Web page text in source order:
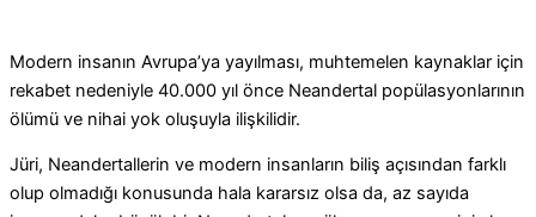
Modern insanın Avrupa’ya yayılması, muhtemelen kaynaklar için
rekabet nedeniyle 40.000 yıl önce Neandertal popülasyonlarının
ölümü ve nihai yok oluşuyla ilişkilidir.
Jüri, Neandertallerin ve modern insanların biliş açısından farklı
olup olmadığı konusunda hala kararsız olsa da, az sayıda